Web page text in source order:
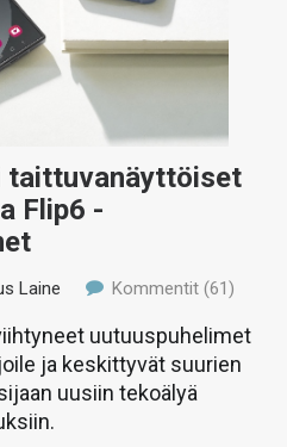
taittuvanäyttöiset
Flip6 -
Laine Kommentit (61)
uutuuspuhelimet
ja keskittyvät suurien
uusiin tekoälyä